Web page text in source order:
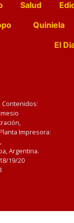
Salud
Quiniela
El
Impresora:
Argentina.
19/20